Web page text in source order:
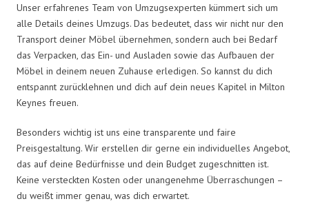
Unser erfahrenes Team von Umzugsexperten kümmert sich um
alle Details deines Umzugs. Das bedeutet, dass wir nicht nur den
Transport deiner Möbel übernehmen, sondern auch bei Bedarf
das Verpacken, das Ein- und Ausladen sowie das Aufbauen der
Möbel in deinem neuen Zuhause erledigen. So kannst du dich
entspannt zurücklehnen und dich auf dein neues Kapitel in Milton
Keynes freuen.
Besonders wichtig ist uns eine transparente und faire
Preisgestaltung. Wir erstellen dir gerne ein individuelles Angebot,
das auf deine Bedürfnisse und dein Budget zugeschnitten ist.
Keine versteckten Kosten oder unangenehme Überraschungen –
du weißt immer genau, was dich erwartet.